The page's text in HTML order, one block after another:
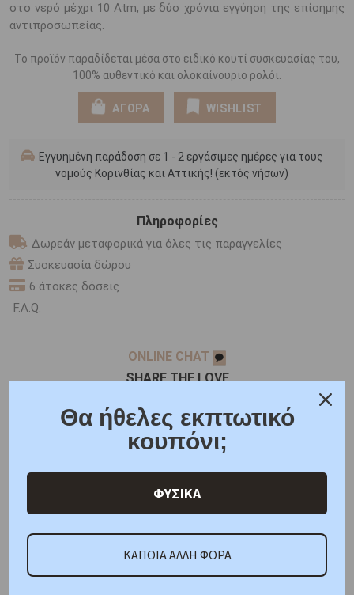
στο νερό μέχρι 10 Atm, με δύο χρόνια εγγύηση της επίσημης
αντιπροσωπείας.
Το προϊόν παραδίδεται μέσα στο ειδικό κουτί συσκευασίας του,
100% αυθεντικό και ολοκαίνουριο ρολόι.
ΑΓΟΡΑ WISHLIST
Εγγυημένη παράδοση σε 1 - 2 εργάσιμες ημέρες για τους
νομούς Κορινθίας και Αττικής! (εκτός νήσων)
Πληροφορίες
Δωρεάν μεταφορικά για όλες τις παραγγελίες
Συσκευασία δώρου
6 άτοκες δόσεις
F.A.Q.
ONLINE CHAT
SHARE THE LOVE
Χαρακτηριστικά Χαρακτηριστικά Ρολογιών
ΚΑΤΟΠΙΝ ΠΑΡΑΓΓΕΛΙΑΣ
Κωδικός Προμηθευτή:
Θα ήθελες εκπτωτικό
κουπόνι;
ΦΥΣΙΚΑ
ΚΑΠΟΙΑ ΑΛΛΗ ΦΟΡΑ